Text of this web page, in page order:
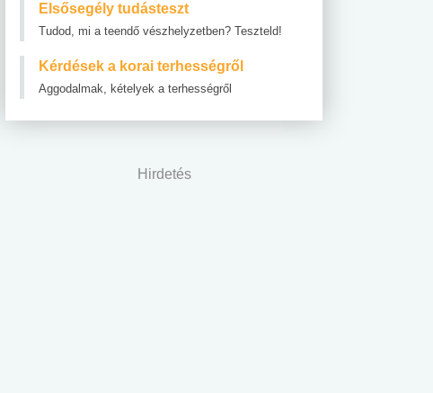
Elsősegély tudásteszt
Tudod, mi a teendő vészhelyzetben? Teszteld!
Kérdések a korai terhességről
Aggodalmak, kételyek a terhességről
Hirdetés